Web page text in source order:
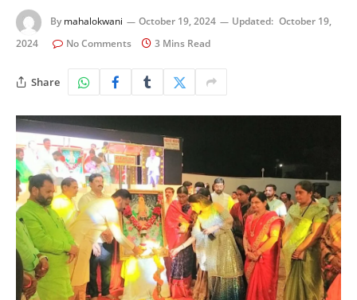
By mahalokwani October 19, 2024 Updated: October 19,
2024
No Comments 3 Mins Read
Share